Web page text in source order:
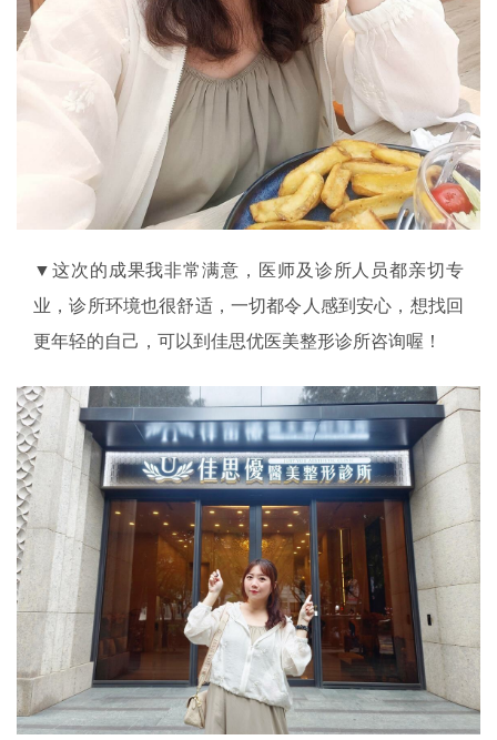
▼这次的成果我非常满意，医师及诊所人员都亲切专
业，诊所环境也很舒适，一切都令人感到安心，想找回
更年轻的自己，可以到佳思优医美整形诊所咨询喔！